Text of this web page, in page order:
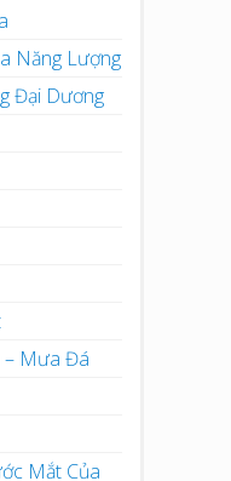
Năng Lượng
Đại Dương
– Mưa Đá
Mắt Của